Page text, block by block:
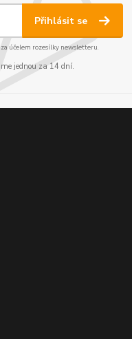
Přihlásit se
účelem rozesílky newsletteru.
jednou za 14 dní.